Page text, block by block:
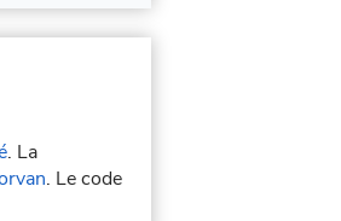
. La
. Le code